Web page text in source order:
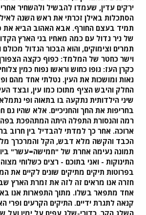
ירקים עדין, שעמדו להבשיל ולהשחיר
הסתכלות באילן זכרתי את ראש השנה
תמיד בעצם החורף. אבא האהוב הביא את
של ניר גדול עם כמה מאחיו בני הארץ
תמרים וצימוקים, והוא הבכור הגדול מכולם
וישר כחטר של המלמד: כפוף כקצה
כקרן העז: גופו כחוש וראשו נפוח כמין
נאות ומושכות את העין. נטלתי אחד מהם
החלק והיבש הציף מתוכו כמו עין, ובצד
שיני הילדותית נתקעה בו בתאוה ופי
בחריפות את החך והחניכיים. אלא שהיו גם
רמה והנסורת התפלה היתה המתהפכת בפה
ארוכה. אחר כך למדתי להבדיל בין חרוב
הכבד והקשה מלא דבש, הקל והמרכרך
תמונה נעימה אחרת של "חמישה=עשר"
התינוקות - ואני בתוכם - רצים כשלוחי מצוה
בפרוטות תיקים מתיקים שונים לקיים את
חזרה אנו מראים זה לזה את זמרת הארץ
אחד מתפאר בשלו. מתוך התפארות אנו
קנאה לתגרת ידיים. התיקים הקרעים ופרי
השלג הקר. כדורי-שלג עפים על ימין ועל